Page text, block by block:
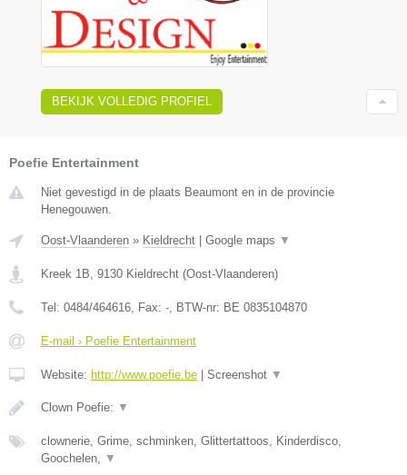
BEKIJK VOLLEDIG PROFIEL
Poefie Entertainment
Niet gevestigd in de plaats Beaumont en in de provincie
Henegouwen.
Oost-Vlaanderen » Kieldrecht Google maps ▼
Kreek 1B, 9130 Kieldrecht (Oost-Vlaanderen)
Tel: 0484/464616, Fax: -, BTW-nr: BE 0835104870
E-mail › Poefie Entertainment
Website: http://www.poefie.be Screenshot ▼
Clown Poefie: ▼
clownerie, Grime, schminken, Glittertattoos, Kinderdisco,
Goochelen, ▼